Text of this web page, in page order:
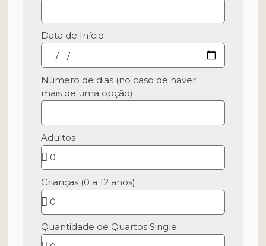
Data de Início
Número de dias (no caso de haver
mais de uma opção)
Adultos
Crianças (0 a 12 anos)
Quantidade de Quartos Single